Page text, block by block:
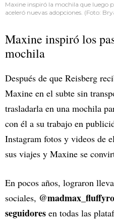
Maxine inspiró la mochila que luego
aceleró nuevas adopciones. (Foto:
Maxine inspiró los
mochila
Después de que Reisberg
Maxine en el subte sin
trasladarla en una mochila
con él a su trabajo en
Instagram fotos y videos de
sus viajes y Maxine se
En pocos años, lograron
sociales,
seguidores en todas las